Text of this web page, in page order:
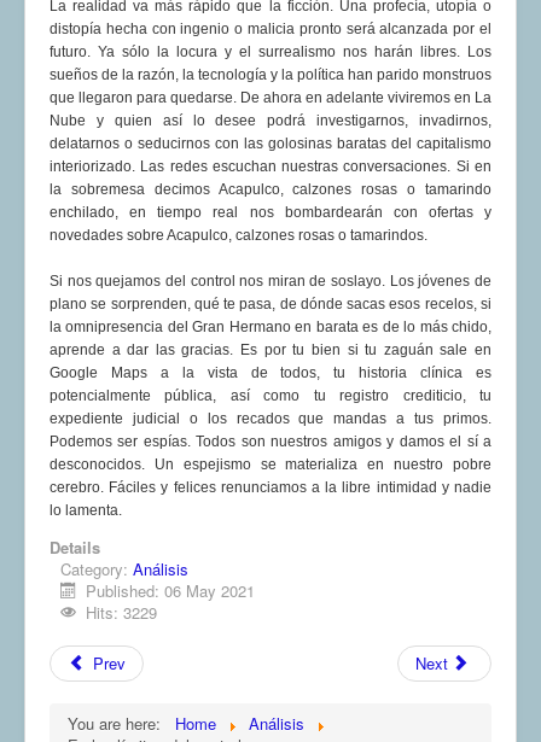
La realidad va más rápido que la ficción. Una profecía, utopía o
distopía hecha con ingenio o malicia pronto será alcanzada por el
futuro. Ya sólo la locura y el surrealismo nos harán libres. Los
sueños de la razón, la tecnología y la política han parido monstruos
que llegaron para quedarse. De ahora en adelante viviremos en La
Nube y quien así lo desee podrá investigarnos, invadirnos,
delatarnos o seducirnos con las golosinas baratas del capitalismo
interiorizado. Las redes escuchan nuestras conversaciones. Si en
la sobremesa decimos Acapulco, calzones rosas o tamarindo
enchilado, en tiempo real nos bombardearán con ofertas y
novedades sobre Acapulco, calzones rosas o tamarindos.
Si nos quejamos del control nos miran de soslayo. Los jóvenes de
plano se sorprenden, qué te pasa, de dónde sacas esos recelos, si
la omnipresencia del Gran Hermano en barata es de lo más chido,
aprende a dar las gracias. Es por tu bien si tu zaguán sale en
Google Maps a la vista de todos, tu historia clínica es
potencialmente pública, así como tu registro crediticio, tu
expediente judicial o los recados que mandas a tus primos.
Podemos ser espías. Todos son nuestros amigos y damos el sí a
desconocidos. Un espejismo se materializa en nuestro pobre
cerebro. Fáciles y felices renunciamos a la libre intimidad y nadie
lo lamenta.
Details
Category: Análisis
Published: 06 May 2021
Hits: 3229
Prev Next
You are here: Home
Análisis